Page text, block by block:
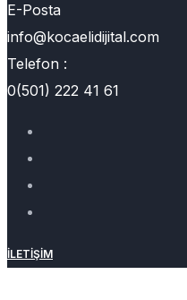
E-Posta
info@kocaelidijital.com
Telefon :
0(501) 222 41 61
İLETIŞIM